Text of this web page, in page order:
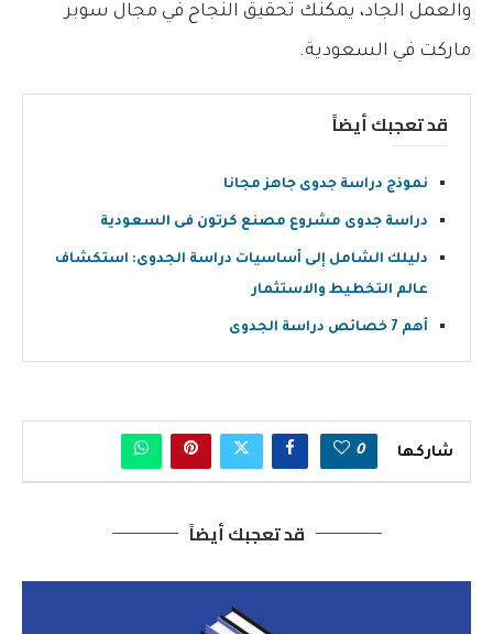
والعمل الجاد، يمكنك تحقيق النجاح في مجال سوبر
ماركت في السعودية.
قد تعجبك أيضاً
نموذج دراسة جدوى جاهز مجانا
دراسة جدوى مشروع مصنع كرتون فى السعودية
دليلك الشامل إلى أساسيات دراسة الجدوى: استكشاف
عالم التخطيط والاستثمار
أهم 7 خصائص دراسة الجدوى
شاركها 0
قد تعجبك أيضاً